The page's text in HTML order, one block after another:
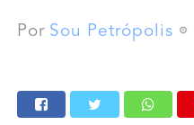
Por Sou Petrópolis